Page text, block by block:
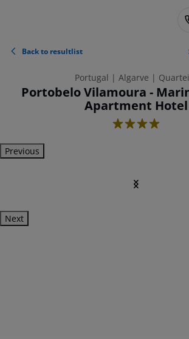
Back to resultlist
Portugal | Algarve |
Portobelo Vilamoura -
Apartment Hotel
4
Previous
Next